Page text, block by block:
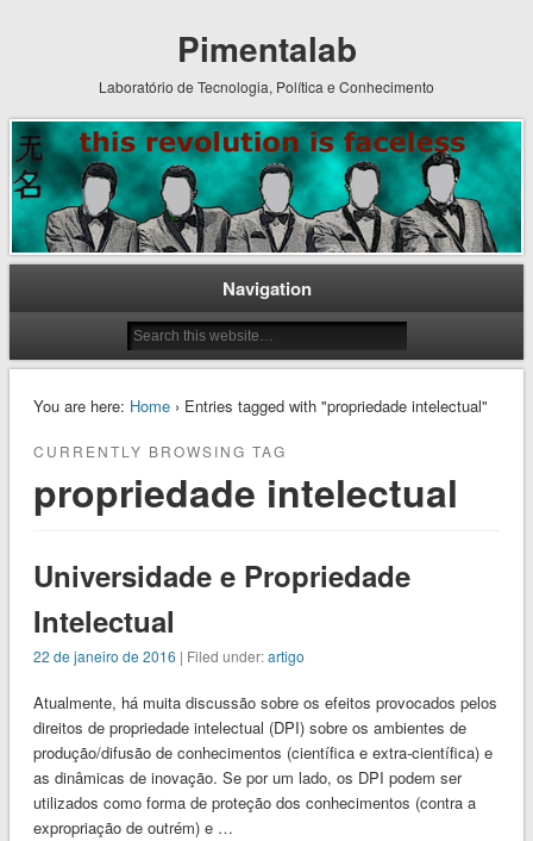
Pimentalab
Laboratório de Tecnologia, Política e Conhecimento
Navigation
You are here: Home› Entries tagged with "propriedade intelectual"
CURRENTLY BROWSING TAG
propriedade intelectual
Universidade e Propriedade
Intelectual
22 de janeiro de 2016 | Filed under:artigo
Atualmente, há muita discussão sobre os efeitos provocados pelos
direitos de propriedade intelectual (DPI) sobre os ambientes de
produção/difusão de conhecimentos (científica e extra-científica) e
as dinâmicas de inovação. Se por um lado, os DPI podem ser
utilizados como forma de proteção dos conhecimentos (contra a
expropriação de outrém) e …